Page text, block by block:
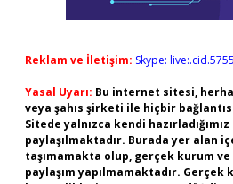
Reklam ve İletişim: Skype:
Yasal Uyarı: Bu internet sitesi,
veya şahıs şirketi ile hiçbir
Sitede yalnızca kendi
paylaşılmaktadır. Burada yer alan
taşımamakta olup, gerçek kurum
paylaşım yapılmamaktadır.